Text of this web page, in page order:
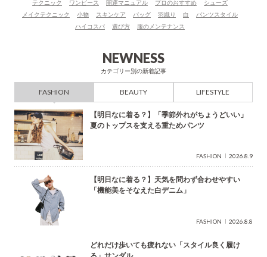
ド
で
テクニック
ワンピース 開運マニュアル プロのおすすめ
シューズ
メイクテクニック
小物 スキンケア バッグ 羽織り 白
パンツスタイル
ハイコスパ
選び方 服のメンテナンス
NEWNESS
カテゴリー別の新着記事
FASHION BEAUTY LIFESTYLE
【明日なに着る？】「季節外れがちょうどいい」
夏のトップスを支える重ためパンツ
FASHION 2026.8.9
【明日なに着る？】天気を問わず合わせやすい
「機能美をそなえた白デニム」
FASHION 2026.8.8
どれだけ歩いても疲れない「スタイル良く履け